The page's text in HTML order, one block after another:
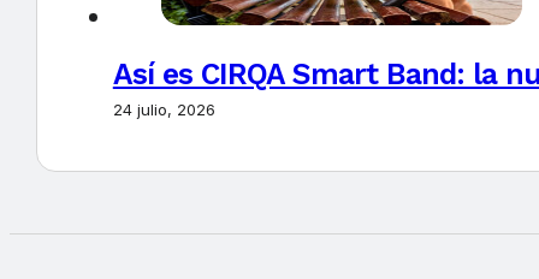
Así es CIRQA Smart Band: la
24 julio, 2026